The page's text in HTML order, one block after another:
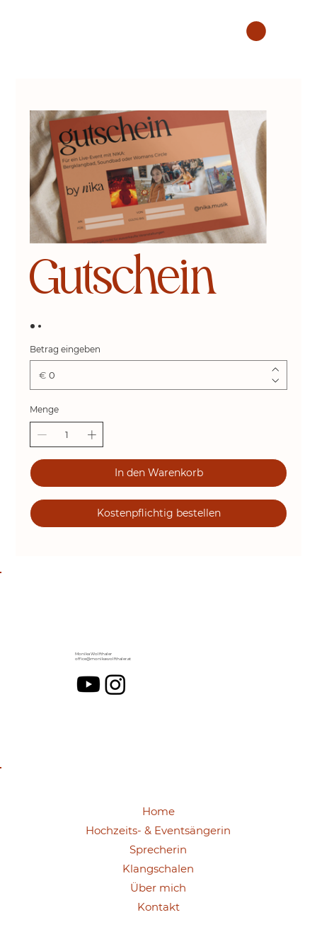
Gutschein
Betrag eingeben
€
Menge
In den Warenkorb
Kostenpflichtig bestellen
Monika Wolfthaler
office@monikawolfthaler.at
Home
Hochzeits- & Eventsängerin
Sprecherin
Klangschalen
Über mich
Kontakt